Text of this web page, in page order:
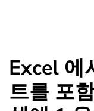
Excel 에
트를 포